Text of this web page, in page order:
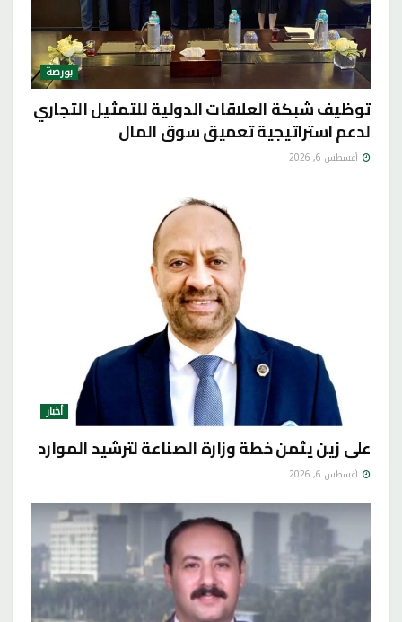
بورصة
توظيف شبكة العلاقات الدولية للتمثيل التجاري
لدعم استراتيجية تعميق سوق المال
أغسطس 6, 2026
أخبار
على زين يثمن خطة وزارة الصناعة لترشيد الموارد
أغسطس 6, 2026